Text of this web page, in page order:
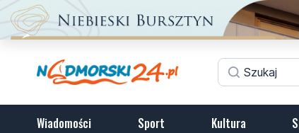
Wiadomości Sport Kultura